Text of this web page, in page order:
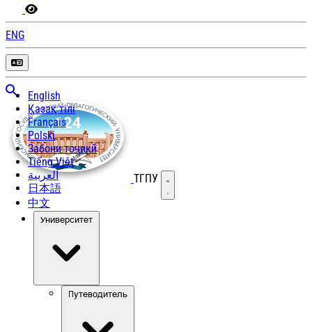
ENG
English
Қазақ тілі
Français
Polski
Забони тоҷикӣ
Tiếng Việt
العربية
日本語
中文
ТГПУ Открыть меню
Университет
Путеводитель